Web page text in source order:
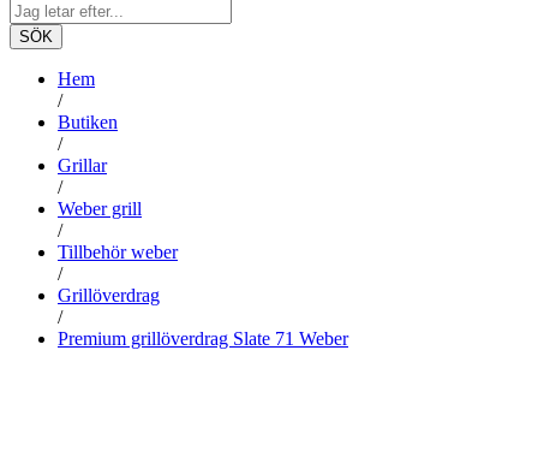
SÖK
Hem
/
Butiken
/
Grillar
/
Weber grill
/
Tillbehör weber
/
Grillöverdrag
/
Premium grillöverdrag Slate 71 Weber